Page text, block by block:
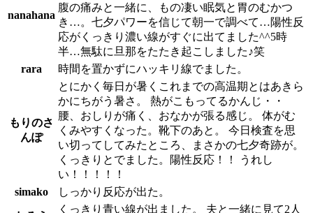
nanahana
腹の痛みと一緒に、もの凄い眠気と胃のむかつ
き…。七夕パワーを信じて朝一で調べて…陽性反
応がくっきり濃い線がすぐに出てました^^5時
半…無駄に旦那をたたき起こしました♪笑
rara
時間を置かずにハッキリ線でました。
もりのさ
んぽ
とにかく毎日が暑くこれまでの高温期とはあきら
かにちがう暑さ。 熱がこもってるかんじ・・
腰、おしりが痛く、おなかが張る感じ。 体がむ
くみやすくなった。靴下のあと。 今日検査を思
い切ってしてみたところ、まさかの七夕奇跡が。
くっきりとでました。陽性反応！！ うれし
い！！！！！
simako
しっかり反応が出た。
くっきり青い線が出ました。 夫と一緒に見て2人